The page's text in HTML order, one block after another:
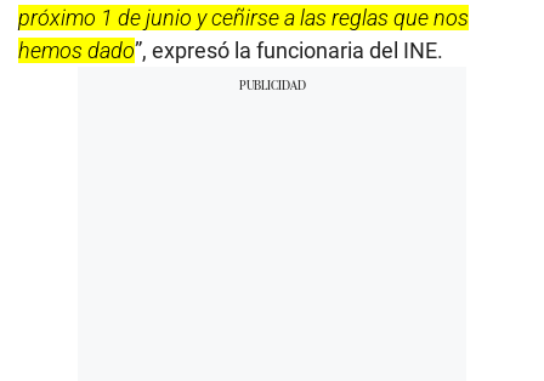
próximo 1 de junio y ceñirse a las reglas que nos
hemos dado”, expresó la funcionaria del INE.